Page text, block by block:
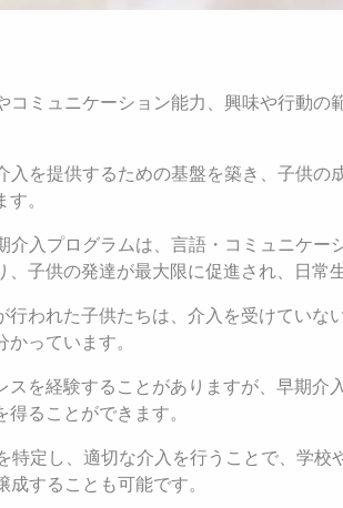
ミュニケーション能力、興味や行動
を提供するための基盤を築き、子供
。
入プログラムは、言語・コミュニケ
子供の発達が最大限に促進され、日常
われた子供たちは、介入を受けていな
っています。
を経験することがありますが、早期介
ることができます。
定し、適切な介入を行うことで、学校
することも可能です。